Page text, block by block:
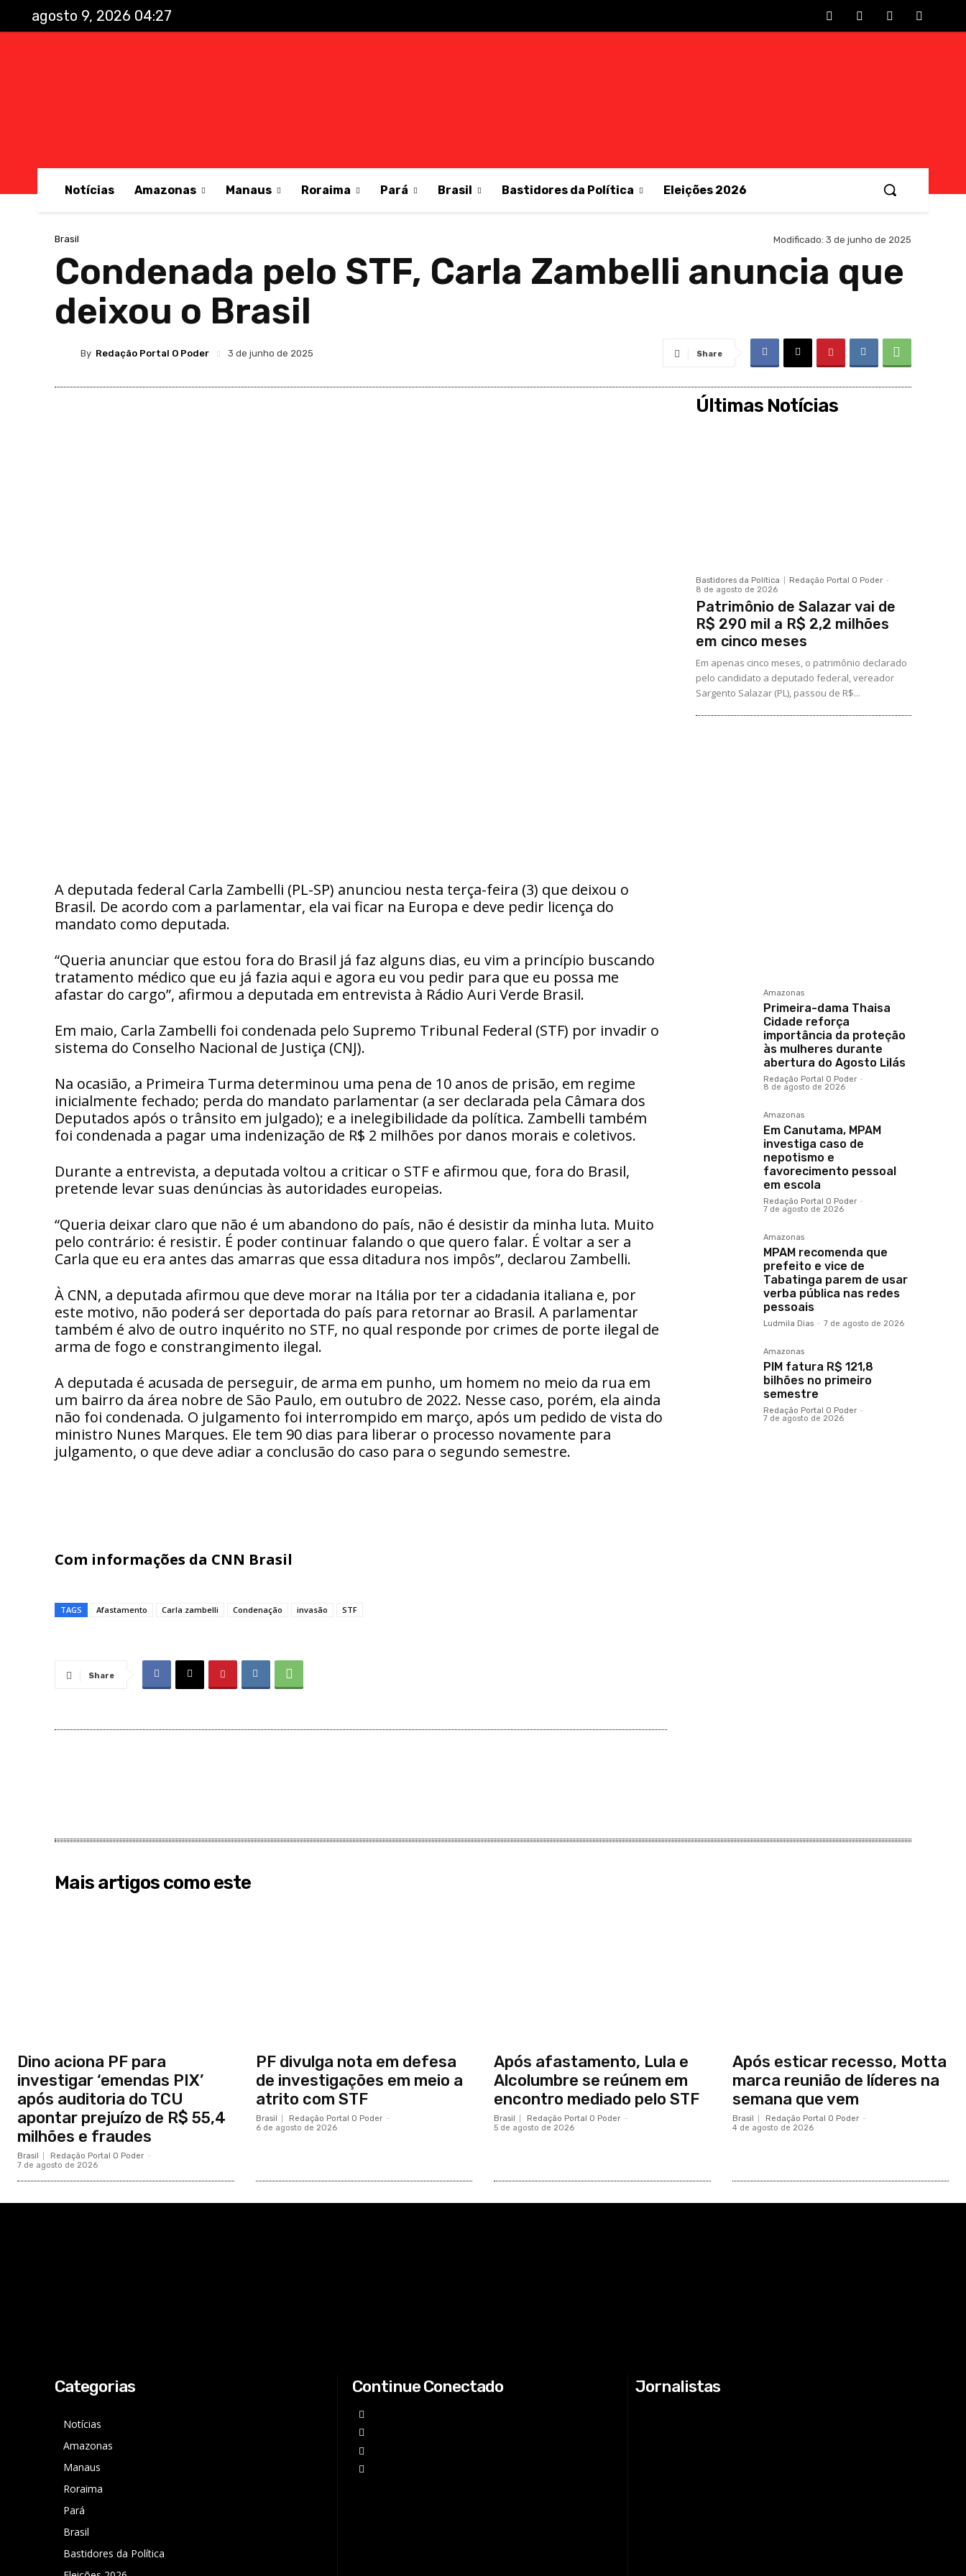
agosto 9, 2026 04:27
Notícias Amazonas Manaus Roraima Pará Brasil Bastidores da Política Eleições 2026
Brasil Modificado: 3 de junho de 2025
Condenada pelo STF, Carla Zambelli anuncia que
deixou o Brasil
By Redação Portal O Poder 3 de junho de 2025 Share
A deputada federal Carla Zambelli (PL-SP) anunciou nesta terça-feira (3) que deixou o
Brasil. De acordo com a parlamentar, ela vai ficar na Europa e deve pedir licença do
mandato como deputada.
“Queria anunciar que estou fora do Brasil já faz alguns dias, eu vim a princípio buscando
tratamento médico que eu já fazia aqui e agora eu vou pedir para que eu possa me
afastar do cargo”, afirmou a deputada em entrevista à Rádio Auri Verde Brasil.
Em maio, Carla Zambelli foi condenada pelo Supremo Tribunal Federal (STF) por invadir o
sistema do Conselho Nacional de Justiça (CNJ).
Na ocasião, a Primeira Turma determinou uma pena de 10 anos de prisão, em regime
inicialmente fechado; perda do mandato parlamentar (a ser declarada pela Câmara dos
Deputados após o trânsito em julgado); e a inelegibilidade da política. Zambelli também
foi condenada a pagar uma indenização de R$ 2 milhões por danos morais e coletivos.
Durante a entrevista, a deputada voltou a criticar o STF e afirmou que, fora do Brasil,
pretende levar suas denúncias às autoridades europeias.
“Queria deixar claro que não é um abandono do país, não é desistir da minha luta. Muito
pelo contrário: é resistir. É poder continuar falando o que quero falar. É voltar a ser a
Carla que eu era antes das amarras que essa ditadura nos impôs”, declarou Zambelli.
À CNN, a deputada afirmou que deve morar na Itália por ter a cidadania italiana e, por
este motivo, não poderá ser deportada do país para retornar ao Brasil. A parlamentar
também é alvo de outro inquérito no STF, no qual responde por crimes de porte ilegal de
arma de fogo e constrangimento ilegal.
A deputada é acusada de perseguir, de arma em punho, um homem no meio da rua em
um bairro da área nobre de São Paulo, em outubro de 2022. Nesse caso, porém, ela ainda
não foi condenada. O julgamento foi interrompido em março, após um pedido de vista do
ministro Nunes Marques. Ele tem 90 dias para liberar o processo novamente para
julgamento, o que deve adiar a conclusão do caso para o segundo semestre.
Com informações da CNN Brasil
TAGS Afastamento Carla zambelli Condenação invasão STF
Share
Últimas Notícias
Bastidores da Política Redação Portal O Poder -
8 de agosto de 2026
Patrimônio de Salazar vai de
R$ 290 mil a R$ 2,2 milhões
em cinco meses
Em apenas cinco meses, o patrimônio declarado
pelo candidato a deputado federal, vereador
Sargento Salazar (PL), passou de R$...
Amazonas
Primeira-dama Thaisa
Cidade reforça
importância da proteção
às mulheres durante
abertura do Agosto Lilás
Redação Portal O Poder -
8 de agosto de 2026
Amazonas
Em Canutama, MPAM
investiga caso de
nepotismo e
favorecimento pessoal
em escola
Redação Portal O Poder -
7 de agosto de 2026
Amazonas
MPAM recomenda que
prefeito e vice de
Tabatinga parem de usar
verba pública nas redes
pessoais
Ludmila Dias - 7 de agosto de 2026
Amazonas
PIM fatura R$ 121,8
bilhões no primeiro
semestre
Redação Portal O Poder -
7 de agosto de 2026
Mais artigos como este
Dino aciona PF para
investigar ‘emendas PIX’
após auditoria do TCU
apontar prejuízo de R$ 55,4
milhões e fraudes
Brasil Redação Portal O Poder -
7 de agosto de 2026
PF divulga nota em defesa
de investigações em meio a
atrito com STF
Brasil Redação Portal O Poder -
6 de agosto de 2026
Após afastamento, Lula e
Alcolumbre se reúnem em
encontro mediado pelo STF
Brasil Redação Portal O Poder -
5 de agosto de 2026
Após esticar recesso, Motta
marca reunião de líderes na
semana que vem
Brasil Redação Portal O Poder -
4 de agosto de 2026
Categorias
Notícias
Amazonas
Manaus
Roraima
Pará
Brasil
Bastidores da Política
Continue Conectado Jornalistas